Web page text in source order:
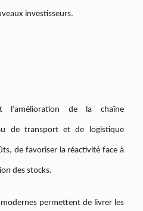
investisseurs.
l’amélioration de la chaîne
de transport et de logistique
de favoriser la réactivité face à
des stocks.
permettent de livrer les